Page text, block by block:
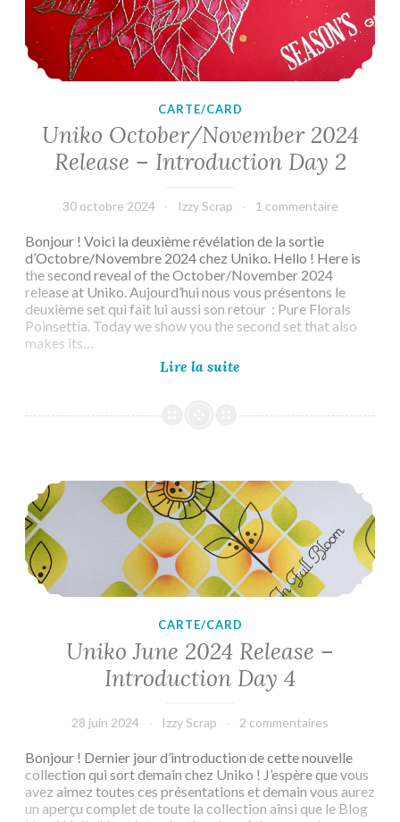
CARTE/CARD
Uniko October/November 2024
Release – Introduction Day 2
30 octobre 2024 Izzy Scrap 1 commentaire
Bonjour ! Voici la deuxième révélation de la sortie
d’Octobre/Novembre 2024 chez Uniko. Hello ! Here is
the second reveal of the October/November 2024
release at Uniko. Aujourd’hui nous vous présentons le
deuxième set qui fait lui aussi son retour : Pure Florals
Poinsettia. Today we show you the second set that also
makes its…
Lire la suite
Release
2
Uniko June 2024 Release – Introduction Day 4
CARTE/CARD
Uniko June 2024 Release –
Introduction Day 4
28 juin 2024 Izzy Scrap 2 commentaires
Bonjour ! Dernier jour d’introduction de cette nouvelle
collection qui sort demain chez Uniko ! J’espère que vous
avez aimez toutes ces présentations et demain vous aurez
un aperçu complet de toute la collection ainsi que le Blog